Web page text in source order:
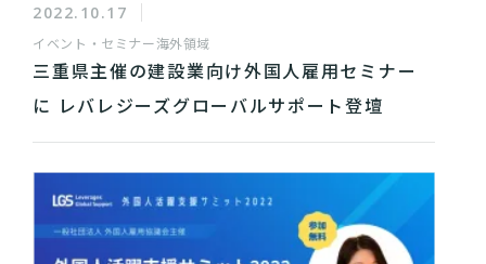
2022.10.17
イベント・セミナー海外領域
三重県主催の建設業向け外国人雇用セミナー
に レバレジーズグローバルサポート登壇